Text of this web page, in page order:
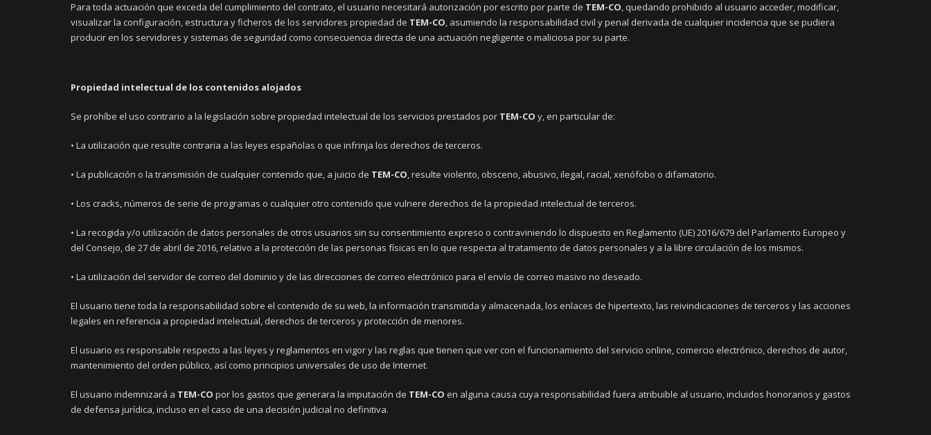
Para toda actuación que exceda del cumplimiento del contrato, el usuario necesitará autorización por escrito por parte de TEM-CO, quedando prohibido al usuario acceder, modificar,
visualizar la configuración, estructura y ficheros de los servidores propiedad de TEM-CO, asumiendo la responsabilidad civil y penal derivada de cualquier incidencia que se pudiera
producir en los servidores y sistemas de seguridad como consecuencia directa de una actuación negligente o maliciosa por su parte.
Propiedad intelectual de los contenidos alojados
Se prohíbe el uso contrario a la legislación sobre propiedad intelectual de los servicios prestados por TEM-CO y, en particular de:
• La utilización que resulte contraria a las leyes españolas o que infrinja los derechos de terceros.
• La publicación o la transmisión de cualquier contenido que, a juicio de TEM-CO, resulte violento, obsceno, abusivo, ilegal, racial, xenófobo o difamatorio.
• Los cracks, números de serie de programas o cualquier otro contenido que vulnere derechos de la propiedad intelectual de terceros.
• La recogida y/o utilización de datos personales de otros usuarios sin su consentimiento expreso o contraviniendo lo dispuesto en Reglamento (UE) 2016/679 del Parlamento Europeo y
del Consejo, de 27 de abril de 2016, relativo a la protección de las personas físicas en lo que respecta al tratamiento de datos personales y a la libre circulación de los mismos.
• La utilización del servidor de correo del dominio y de las direcciones de correo electrónico para el envío de correo masivo no deseado.
El usuario tiene toda la responsabilidad sobre el contenido de su web, la información transmitida y almacenada, los enlaces de hipertexto, las reivindicaciones de terceros y las acciones
legales en referencia a propiedad intelectual, derechos de terceros y protección de menores.
El usuario es responsable respecto a las leyes y reglamentos en vigor y las reglas que tienen que ver con el funcionamiento del servicio online, comercio electrónico, derechos de autor,
mantenimiento del orden público, así como principios universales de uso de Internet.
El usuario indemnizará a TEM-CO por los gastos que generara la imputación de TEM-CO en alguna causa cuya responsabilidad fuera atribuible al usuario, incluidos honorarios y gastos
de defensa jurídica, incluso en el caso de una decisión judicial no definitiva.